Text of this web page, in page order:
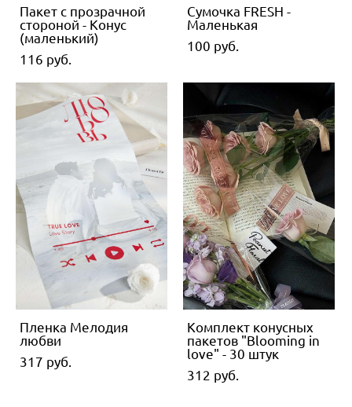
Пакет с прозрачной
стороной - Конус
(маленький)
116 pуб.
Сумочка FRESH -
Маленькая
100 pуб.
Пленка Мелодия
любви
317 pуб.
Комплект конусных
пакетов "Blooming in
love" - 30 штук
312 pуб.